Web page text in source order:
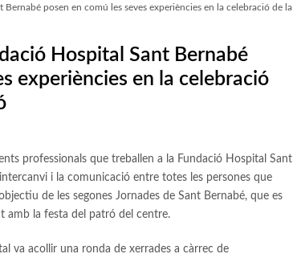
posen en comú les seves experiències en la celebració de la
Hospital Sant Bernabé
experiències en la celebració
professionals que treballen a la Fundació Hospital Sant
i la comunicació entre totes les persones que
de les segones Jornades de Sant Bernabé, que es
amb la festa del patró del centre.
va acollir una ronda de xerrades a càrrec de